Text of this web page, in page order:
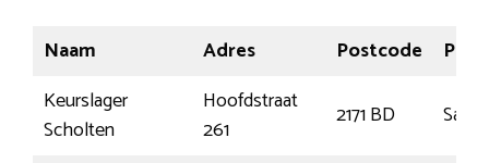
Naam Adres Postcode
Keurslager
Scholten
Hoofdstraat
261
2171 BD